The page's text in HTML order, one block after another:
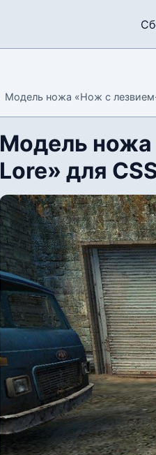
Модель ножа «Нож с
Модель ножа
Lore» для